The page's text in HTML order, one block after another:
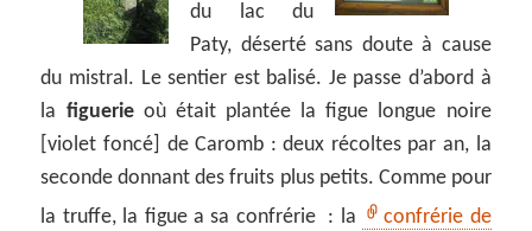
du lac du
Paty, déserté sans doute à cause
du mistral. Le sentier est balisé. Je passe d’abord à
la figuerieoù était plantée la figue longue noire
[violet foncé] de Caromb : deux récoltes par an, la
seconde donnant des fruits plus petits. Comme pour
la truffe, la figue a sa confrérie : la
confrérie de